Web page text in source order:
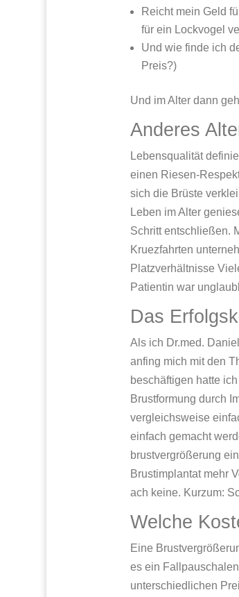
Reicht mein Geld
für ein Lockvogel
Und wie finde ich
Preis?)
Und im Alter dann
Anderes
Lebensqualität
einen Riesen-
sich die Brüste
Leben im Alter
Schritt entschließen.
Kruezfahrten
Platzverhältnisse
Patientin war
Das
Als ich Dr.med.
anfing mich mit den
beschäftigen hatte
Brustformung durch
vergleichsweise
einfach gemacht
brustvergrößerung
Brustimplantat mehr
ach keine. Kurzum:
Welche
Eine
es ein
unterschiedlichen